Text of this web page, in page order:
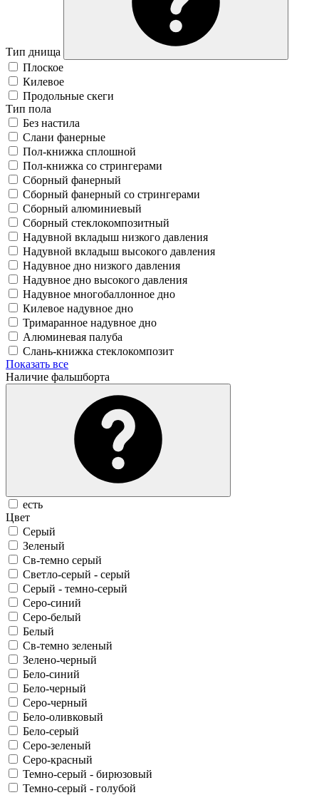
Тип днища
Плоское
Килевое
Продольные скеги
Тип пола
Без настила
Слани фанерные
Пол-книжка сплошной
Пол-книжка со стрингерами
Сборный фанерный
Сборный фанерный со стрингерами
Сборный алюминиевый
Сборный стеклокомпозитный
Надувной вкладыш низкого давления
Надувной вкладыш высокого давления
Надувное дно низкого давления
Надувное дно высокого давления
Надувное многобаллонное дно
Килевое надувное дно
Тримаранное надувное дно
Алюминевая палуба
Слань-книжка стеклокомпозит
Показать все
Наличие фальшборта
есть
Цвет
Серый
Зеленый
Св-темно серый
Светло-серый - серый
Серый - темно-серый
Серо-синий
Серо-белый
Белый
Св-темно зеленый
Зелено-черный
Бело-синий
Бело-черный
Серо-черный
Бело-оливковый
Бело-серый
Серо-зеленый
Серо-красный
Темно-серый - бирюзовый
Темно-серый - голубой